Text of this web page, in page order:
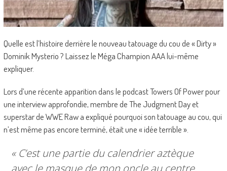
Quelle est l’histoire derrière le nouveau tatouage du cou de « Dirty »
Dominik Mysterio ? Laissez le Méga Champion AAA lui-même
expliquer.
Lors d’une récente apparition dans le podcast Towers Of Power pour
une interview approfondie, membre de The Judgment Day et
superstar de WWE Raw a expliqué pourquoi son tatouage au cou, qui
n’est même pas encore terminé, était une « idée terrible ».
« C’est une partie du calendrier aztèque